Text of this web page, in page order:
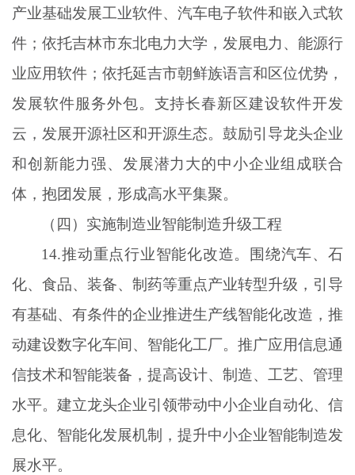
产业基础发展工业软件、汽车电子软件和嵌入式软
件；依托吉林市东北电力大学，发展电力、能源行
业应用软件；依托延吉市朝鲜族语言和区位优势，
发展软件服务外包。支持长春新区建设软件开发
云，发展开源社区和开源生态。鼓励引导龙头企业
和创新能力强、发展潜力大的中小企业组成联合
体，抱团发展，形成高水平集聚。
（四）实施制造业智能制造升级工程
14.推动重点行业智能化改造。围绕汽车、石
化、食品、装备、制药等重点产业转型升级，引导
有基础、有条件的企业推进生产线智能化改造，推
动建设数字化车间、智能化工厂。推广应用信息通
信技术和智能装备，提高设计、制造、工艺、管理
水平。建立龙头企业引领带动中小企业自动化、信
息化、智能化发展机制，提升中小企业智能制造发
展水平。